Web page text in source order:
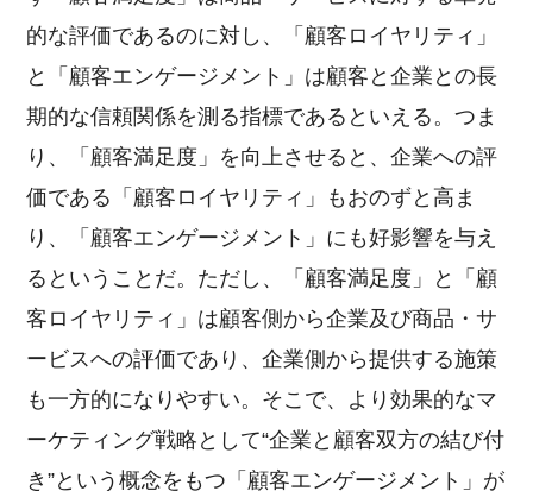
的な評価であるのに対し、「顧客ロイヤリティ」
と「顧客エンゲージメント」は顧客と企業との長
期的な信頼関係を測る指標であるといえる。つま
り、「顧客満足度」を向上させると、企業への評
価である「顧客ロイヤリティ」もおのずと高ま
り、「顧客エンゲージメント」にも好影響を与え
るということだ。ただし、「顧客満足度」と「顧
客ロイヤリティ」は顧客側から企業及び商品・サ
ービスへの評価であり、企業側から提供する施策
も一方的になりやすい。そこで、より効果的なマ
ーケティング戦略として“企業と顧客双方の結び付
き”という概念をもつ「顧客エンゲージメント」が